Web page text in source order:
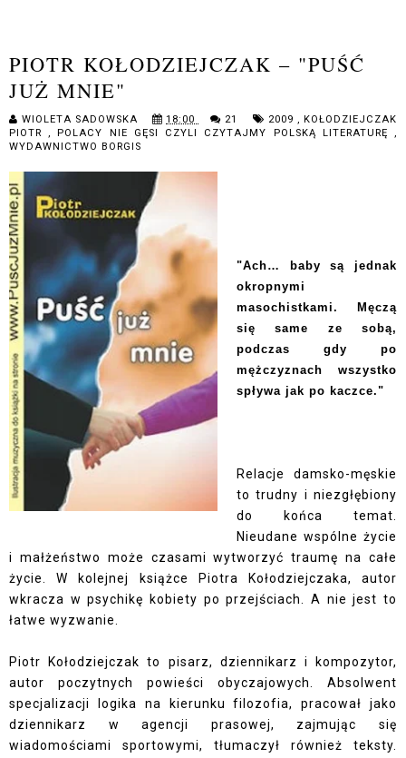
PIOTR KOŁODZIEJCZAK – "PUŚĆ
JUŻ MNIE"
WIOLETA SADOWSKA 18:00 21 2009 , KOŁODZIEJCZAK
PIOTR, POLACY NIE GĘSI CZYLI CZYTAJMY POLSKĄ LITERATURĘ,
WYDAWNICTWO BORGIS
"Ach… baby są jednak
okropnymi
masochistkami. Męczą
się same ze sobą,
podczas gdy po
mężczyznach wszystko
spływa jak po kaczce."
Relacje damsko-męskie
to trudny i niezgłębiony
do końca temat.
Nieudane wspólne życie
i małżeństwo może czasami wytworzyć traumę na całe
życie. W kolejnej książce Piotra Kołodziejczaka, autor
wkracza w psychikę kobiety po przejściach. A nie jest to
łatwe wyzwanie.
Piotr Kołodziejczak to pisarz, dziennikarz i kompozytor,
autor poczytnych powieści obyczajowych. Absolwent
specjalizacji logika na kierunku filozofia, pracował jako
dziennikarz w agencji prasowej, zajmując się
wiadomościami sportowymi, tłumaczył również teksty.